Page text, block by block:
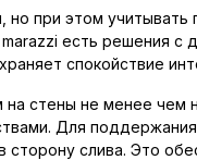
при этом
есть решения с
спокойствие
стены не менее
Для
сторону слива. Это